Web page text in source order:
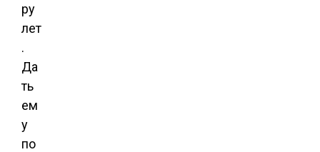
ру
лет
.
Да
ть
ем
у
по